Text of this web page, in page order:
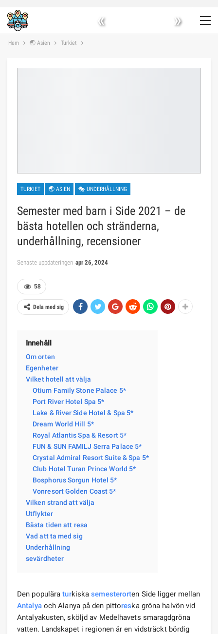
« »
Hem 🌏 Asien Turkiet
TURKIET 🌏 ASIEN 🎭 UNDERHÅLLNING
Semester med barn i Side 2021 – de
bästa hotellen och stränderna,
underhållning, recensioner
Senaste uppdateringen apr 26, 2024
58
Dela med sig
Innehåll
Om orten
Egenheter
Vilket hotell att välja
Otium Family Stone Palace 5*
Port River Hotel Spa 5*
Lake & River Side Hotel & Spa 5*
Dream World Hill 5*
Royal Atlantis Spa & Resort 5*
FUN & SUN FAMILJ Serra Palace 5*
Crystal Admiral Resort Suite & Spa 5*
Club Hotel Turan Prince World 5*
Bosphorus Sorgun Hotel 5*
Vonresort Golden Coast 5*
Vilken strand att välja
Utflykter
Bästa tiden att resa
Vad att ta med sig
Underhållning
sevärdheter
Den populäraturkiskasemesterorten Side ligger mellan
Antalyaoch Alanya på den pittoreska gröna halvön vid
Antalyakusten, sköljd av Medelhavets smaragdgröna
vatten. Landskapet i regionen är en vidsträckt bördig